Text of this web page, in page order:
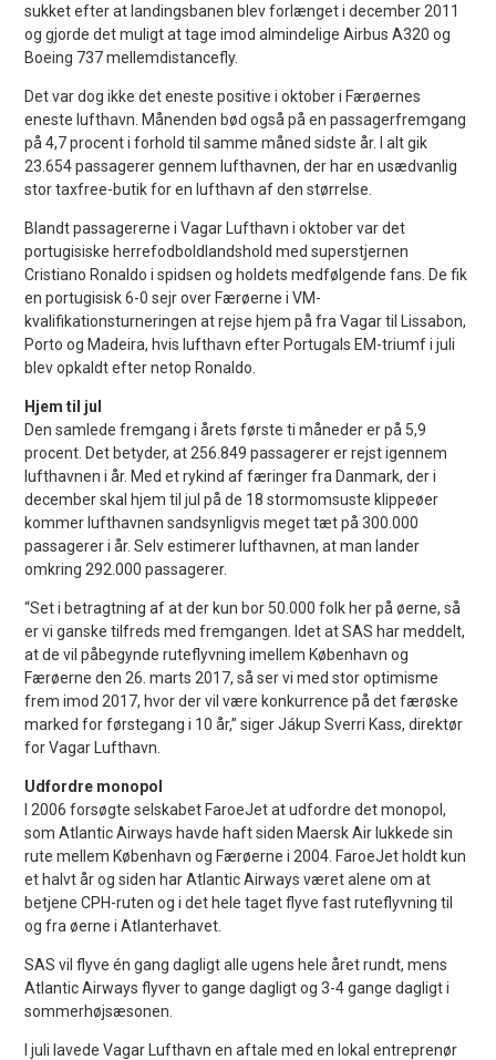
sukket efter at landingsbanen blev forlænget i december 2011
og gjorde det muligt at tage imod almindelige Airbus A320 og
Boeing 737 mellemdistancefly.
Det var dog ikke det eneste positive i oktober i Færøernes
eneste lufthavn. Månenden bød også på en passagerfremgang
på 4,7 procent i forhold til samme måned sidste år. I alt gik
23.654 passagerer gennem lufthavnen, der har en usædvanlig
stor taxfree-butik for en lufthavn af den størrelse.
Blandt passagererne i Vagar Lufthavn i oktober var det
portugisiske herrefodboldlandshold med superstjernen
Cristiano Ronaldo i spidsen og holdets medfølgende fans. De fik
en portugisisk 6-0 sejr over Færøerne i VM-
kvalifikationsturneringen at rejse hjem på fra Vagar til Lissabon,
Porto og Madeira, hvis lufthavn efter Portugals EM-triumf i juli
blev opkaldt efter netop Ronaldo.
Hjem til jul
Den samlede fremgang i årets første ti måneder er på 5,9
procent. Det betyder, at 256.849 passagerer er rejst igennem
lufthavnen i år. Med et rykind af færinger fra Danmark, der i
december skal hjem til jul på de 18 stormomsuste klippeøer
kommer lufthavnen sandsynligvis meget tæt på 300.000
passagerer i år. Selv estimerer lufthavnen, at man lander
omkring 292.000 passagerer.
“Set i betragtning af at der kun bor 50.000 folk her på øerne, så
er vi ganske tilfreds med fremgangen. Idet at SAS har meddelt,
at de vil påbegynde ruteflyvning imellem København og
Færøerne den 26. marts 2017, så ser vi med stor optimisme
frem imod 2017, hvor der vil være konkurrence på det færøske
marked for førstegang i 10 år,” siger Jákup Sverri Kass, direktør
for Vagar Lufthavn.
Udfordre monopol
I 2006 forsøgte selskabet FaroeJet at udfordre det monopol,
som Atlantic Airways havde haft siden Maersk Air lukkede sin
rute mellem København og Færøerne i 2004. FaroeJet holdt kun
et halvt år og siden har Atlantic Airways været alene om at
betjene CPH-ruten og i det hele taget flyve fast ruteflyvning til
og fra øerne i Atlanterhavet.
SAS vil flyve én gang dagligt alle ugens hele året rundt, mens
Atlantic Airways flyver to gange dagligt og 3-4 gange dagligt i
sommerhøjsæsonen.
I juli lavede Vagar Lufthavn en aftale med en lokal entreprenør